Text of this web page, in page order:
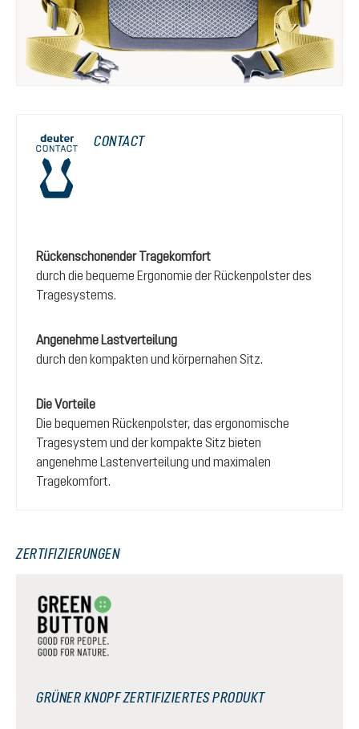
CONTACT
Rückenschonender Tragekomfort
durch die bequeme Ergonomie der Rückenpolster des
Tragesystems.
Angenehme Lastverteilung
durch den kompakten und körpernahen Sitz.
Die Vorteile
Die bequemen Rückenpolster, das ergonomische
Tragesystem und der kompakte Sitz bieten
angenehme Lastenverteilung und maximalen
Tragekomfort.
ZERTIFIZIERUNGEN
GRÜNER KNOPF ZERTIFIZIERTES PRODUKT